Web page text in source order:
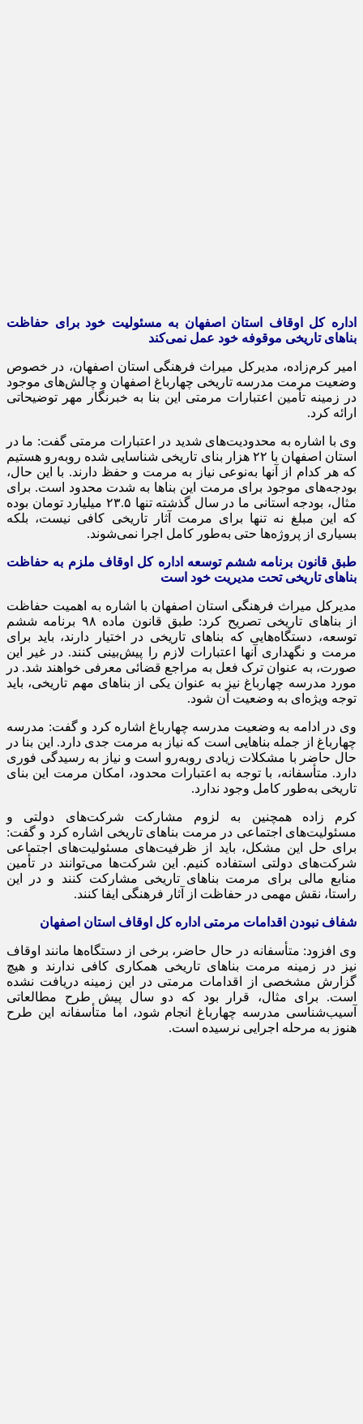
اداره کل اوقاف استان اصفهان به مسئولیت خود برای حفاظت
بناهای تاریخی موقوفه خود عمل نمی‌کند
امیر کرم‌زاده، مدیرکل میراث فرهنگی استان اصفهان، در خصوص
وضعیت مرمت مدرسه تاریخی چهارباغ اصفهان و چالش‌های موجود
در زمینه تأمین اعتبارات مرمتی این بنا به خبرنگار مهر توضیحاتی
ارائه کرد.
وی با اشاره به محدودیت‌های شدید در اعتبارات مرمتی گفت: ما در
استان اصفهان با ۲۲ هزار بنای تاریخی شناسایی شده روبه‌رو هستیم
که هر کدام از آنها به‌نوعی نیاز به مرمت و حفظ دارند. با این حال،
بودجه‌های موجود برای مرمت این بناها به شدت محدود است. برای
مثال، بودجه استانی ما در سال گذشته تنها ۲۳.۵ میلیارد تومان بوده
که این مبلغ نه تنها برای مرمت آثار تاریخی کافی نیست، بلکه
بسیاری از پروژه‌ها حتی به‌طور کامل اجرا نمی‌شوند.
طبق قانون برنامه ششم توسعه اداره کل اوقاف ملزم به حفاظت
بناهای تاریخی تحت مدیریت خود است
مدیرکل میراث فرهنگی استان اصفهان با اشاره به اهمیت حفاظت
از بناهای تاریخی تصریح کرد: طبق قانون ماده ۹۸ برنامه ششم
توسعه، دستگاه‌هایی که بناهای تاریخی در اختیار دارند، باید برای
مرمت و نگهداری آنها اعتبارات لازم را پیش‌بینی کنند. در غیر این
صورت، به عنوان ترک فعل به مراجع قضائی معرفی خواهند شد. در
مورد مدرسه چهارباغ نیز به عنوان یکی از بناهای مهم تاریخی، باید
توجه ویژه‌ای به وضعیت آن شود.
وی در ادامه به وضعیت مدرسه چهارباغ اشاره کرد و گفت: مدرسه
چهارباغ از جمله بناهایی است که نیاز به مرمت جدی دارد. این بنا در
حال حاضر با مشکلات زیادی روبه‌رو است و نیاز به رسیدگی فوری
دارد. متأسفانه، با توجه به اعتبارات محدود، امکان مرمت این بنای
تاریخی به‌طور کامل وجود ندارد.
کرم زاده همچنین به لزوم مشارکت شرکت‌های دولتی و
مسئولیت‌های اجتماعی در مرمت بناهای تاریخی اشاره کرد و گفت:
برای حل این مشکل، باید از ظرفیت‌های مسئولیت‌های اجتماعی
شرکت‌های دولتی استفاده کنیم. این شرکت‌ها می‌توانند در تأمین
منابع مالی برای مرمت بناهای تاریخی مشارکت کنند و در این
راستا، نقش مهمی در حفاظت از آثار فرهنگی ایفا کنند.
شفاف نبودن اقدامات مرمتی اداره کل اوقاف استان اصفهان
وی افزود: متأسفانه در حال حاضر، برخی از دستگاه‌ها مانند اوقاف
نیز در زمینه مرمت بناهای تاریخی همکاری کافی ندارند و هیچ
گزارش مشخصی از اقدامات مرمتی در این زمینه دریافت نشده
است. برای مثال، قرار بود که دو سال پیش طرح مطالعاتی
آسیب‌شناسی مدرسه چهارباغ انجام شود، اما متأسفانه این طرح
هنوز به مرحله اجرایی نرسیده است.